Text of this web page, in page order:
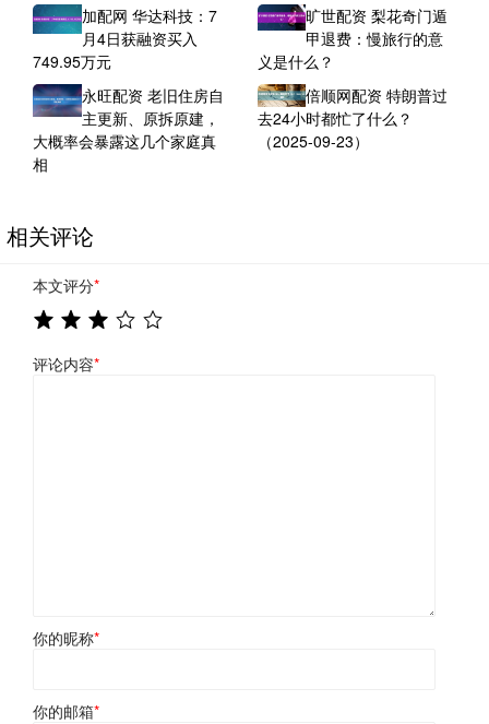
加配网 华达科技：7
月4日获融资买入
749.95万元
旷世配资 梨花奇门遁
甲退费：慢旅行的意
义是什么？
永旺配资 老旧住房自
主更新、原拆原建，
大概率会暴露这几个家庭真
相
倍顺网配资 特朗普过
去24小时都忙了什么？
（2025-09-23）
相关评论
本文评分*
评论内容*
你的昵称*
你的邮箱*